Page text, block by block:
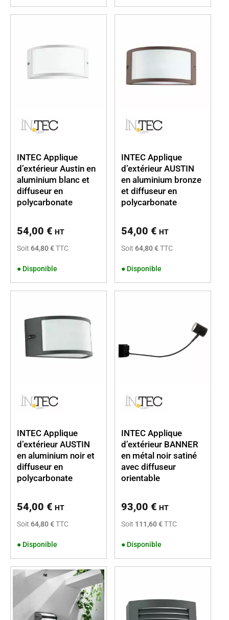
INTEC Applique
d’extérieur Austin en
aluminium blanc et
diffuseur en
polycarbonate
54,00 € HT
Soit 64,80 €TTC
● Disponible
INTEC Applique
d’extérieur AUSTIN
en aluminium bronze
et diffuseur en
polycarbonate
54,00 € HT
Soit 64,80 €TTC
● Disponible
INTEC Applique
d’extérieur AUSTIN
en aluminium noir et
diffuseur en
polycarbonate
54,00 € HT
Soit 64,80 €TTC
● Disponible
INTEC Applique
d’extérieur BANNER
en métal noir satiné
avec diffuseur
orientable
93,00 € HT
Soit 111,60 €TTC
● Disponible